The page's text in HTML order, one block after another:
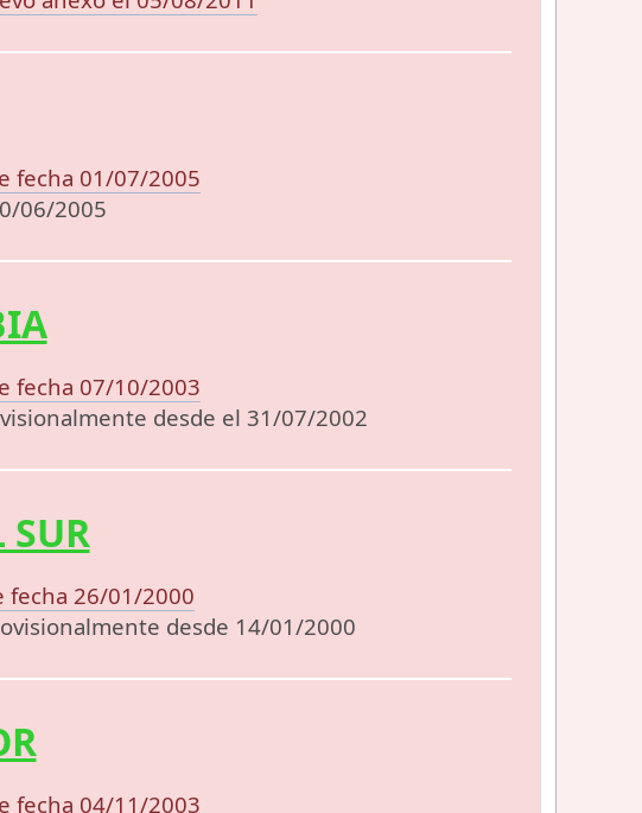
fecha 01/07/2005
06/2005
fecha 07/10/2003
desde el 31/07/2002
SUR
fecha 26/01/2000
desde 14/01/2000
fecha 04/11/2003